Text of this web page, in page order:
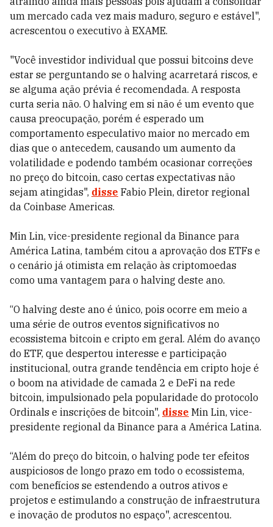
um mercado cada vez mais maduro, seguro e estável",
acrescentou o executivo à EXAME.
"Você investidor individual que possui bitcoins deve
estar se perguntando se o halving acarretará riscos, e
se alguma ação prévia é recomendada. A resposta
curta seria não. O halving em si não é um evento que
causa preocupação, porém é esperado um
comportamento especulativo maior no mercado em
dias que o antecedem, causando um aumento da
volatilidade e podendo também ocasionar correções
no preço do bitcoin, caso certas expectativas não
sejam atingidas", disse Fabio Plein, diretor regional
da Coinbase Americas.
Min Lin, vice-presidente regional da Binance para
América Latina, também citou a aprovação dos ETFs e
o cenário já otimista em relação às criptomoedas
como uma vantagem para o halving deste ano.
“O halving deste ano é único, pois ocorre em meio a
uma série de outros eventos significativos no
ecossistema bitcoin e cripto em geral. Além do avanço
do ETF, que despertou interesse e participação
institucional, outra grande tendência em cripto hoje é
o boom na atividade de camada 2 e DeFi na rede
bitcoin, impulsionado pela popularidade do protocolo
Ordinals e inscrições de bitcoin", disse Min Lin, vice-
presidente regional da Binance para a América Latina.
“Além do preço do bitcoin, o halving pode ter efeitos
auspiciosos de longo prazo em todo o ecossistema,
com benefícios se estendendo a outros ativos e
projetos e estimulando a construção de infraestrutura
e inovação de produtos no espaço", acrescentou.